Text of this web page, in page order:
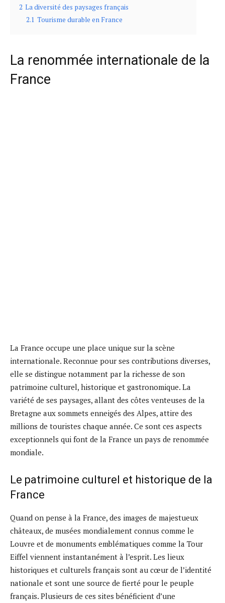
2 La diversité des paysages français
2.1 Tourisme durable en France
La renommée internationale de la
France
La France occupe une place unique sur la scène
internationale. Reconnue pour ses contributions diverses,
elle se distingue notamment par la richesse de son
patrimoine culturel, historique et gastronomique. La
variété de ses paysages, allant des côtes venteuses de la
Bretagne aux sommets enneigés des Alpes, attire des
millions de touristes chaque année. Ce sont ces aspects
exceptionnels qui font de la France un pays de renommée
mondiale.
Le patrimoine culturel et historique de la
France
Quand on pense à la France, des images de majestueux
châteaux, de musées mondialement connus comme le
Louvre et de monuments emblématiques comme la Tour
Eiffel viennent instantanément à l’esprit. Les lieux
historiques et culturels français sont au cœur de l’identité
nationale et sont une source de fierté pour le peuple
français. Plusieurs de ces sites bénéficient d’une